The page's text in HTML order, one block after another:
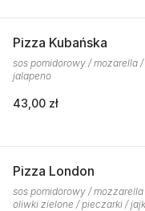
Pizza Kubańska
sos pomidorowy / mozarella
jalapeno
43,00 zł
Pizza London
sos pomidorowy /
oliwki zielone / pieczarki /